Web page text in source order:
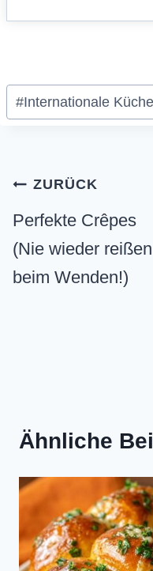
Schlagworte:
#Internationale Küche
ZURÜCK
Perfekte Crêpes
(Nie wieder reißen
beim Wenden!)
Ähnliche